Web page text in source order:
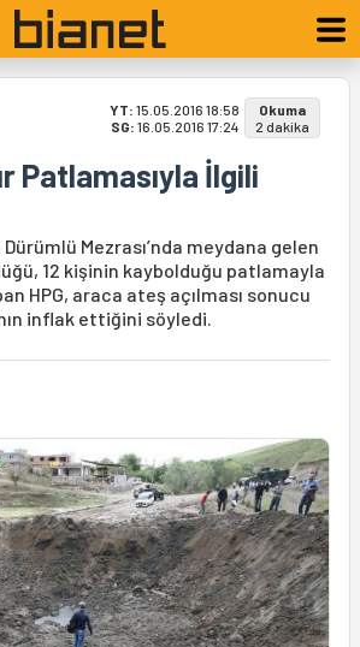
YT: 15.05.2016 18:58
SG: 16.05.2016 17:24
Okuma
2 dakika
Patlamasıyla İlgili
Dürümlü Mezrası’nda meydana gelen
12 kişinin kaybolduğu patlamayla
HPG, araca ateş açılması sonucu
inflak ettiğini söyledi.